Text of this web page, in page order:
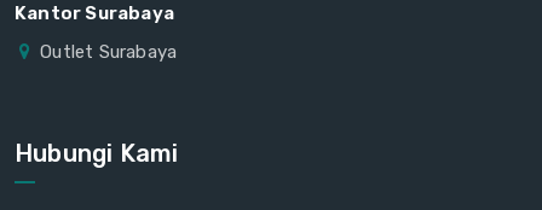
Kantor Surabaya
Outlet Surabaya
Hubungi Kami